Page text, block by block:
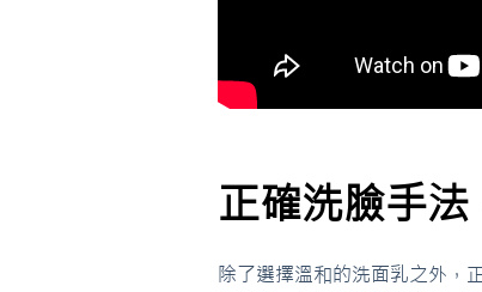
正確洗臉手
除了選擇溫和的洗面乳之外，